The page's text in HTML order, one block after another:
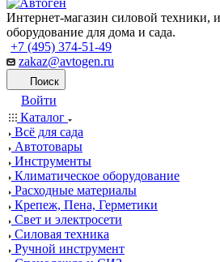
Интернет-магазин силовой техники,
оборудование для дома и сада.
+7 (495) 374-51-49
zakaz@avtogen.ru
Поиск
Войти
Каталог
Всё для сада
Автотовары
Инструменты
Климатическое оборудование
Расходные материалы
Крепеж, Пена, Герметики
Свет и электросети
Силовая техника
Ручной инструмент